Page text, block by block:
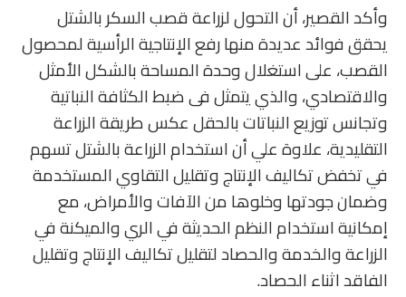
وأكد القصير، أن التحول لزراعة قصب السكر بالشتل
يحقق فوائد عديدة منها رفع الإنتاجية الرأسية لمحصول
القصب، على استغلال وحدة المساحة بالشكل الأمثل
والاقتصادي، والذي يتمثل فى ضبط الكثافة النباتية
وتجانس توزيع النباتات بالحقل عكس طريقة الزراعة
التقليدية، علاوة علي أن استخدام الزراعة بالشتل تسهم
في تخفض تكاليف الإنتاج وتقليل التقاوي المستخدمة
وضمان جودتها وخلوها من الآفات والأمراض، مع
إمكانية استخدام النظم الحديثة في الري والميكنة في
الزراعة والخدمة والحصاد لتقليل تكاليف الإنتاج وتقليل
الفاقد اثناء الحصاد.